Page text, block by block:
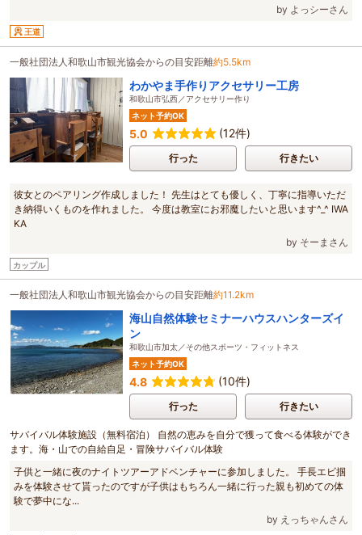
by よっシーさん
王道
一般社団法人和歌山市観光協会からの目安距離約5.5km
わかやま手作りアクセサリー工房
和歌山市弘西／アクセサリー作り
ネット予約OK
5.0 (12件)
行った 行きたい
彼女とのペアリング作成しました！ 先生はとても優しく、丁寧に指導いただ
き納得いくものを作れました。 今度は教室にお邪魔したいと思います^_^ IWA
KA
by そーまさん
カップル
一般社団法人和歌山市観光協会からの目安距離約11.2km
海山自然体験セミナーハウスハンターズイ
ン
和歌山市加太／その他スポーツ・フィットネス
ネット予約OK
4.8 (10件)
行った 行きたい
サバイバル体験施設（無料宿泊） 自然の恵みを自分で獲って食べる体験ができ
ます。海・山での自給自足・冒険サバイバル体験
子供と一緒に夜のナイトツアーアドベンチャーに参加しました。 手長エビ掴
みを体験させて貰ったのですが子供はもちろん一緒に行った親も初めての体
験で夢中にな...
by えっちゃんさん